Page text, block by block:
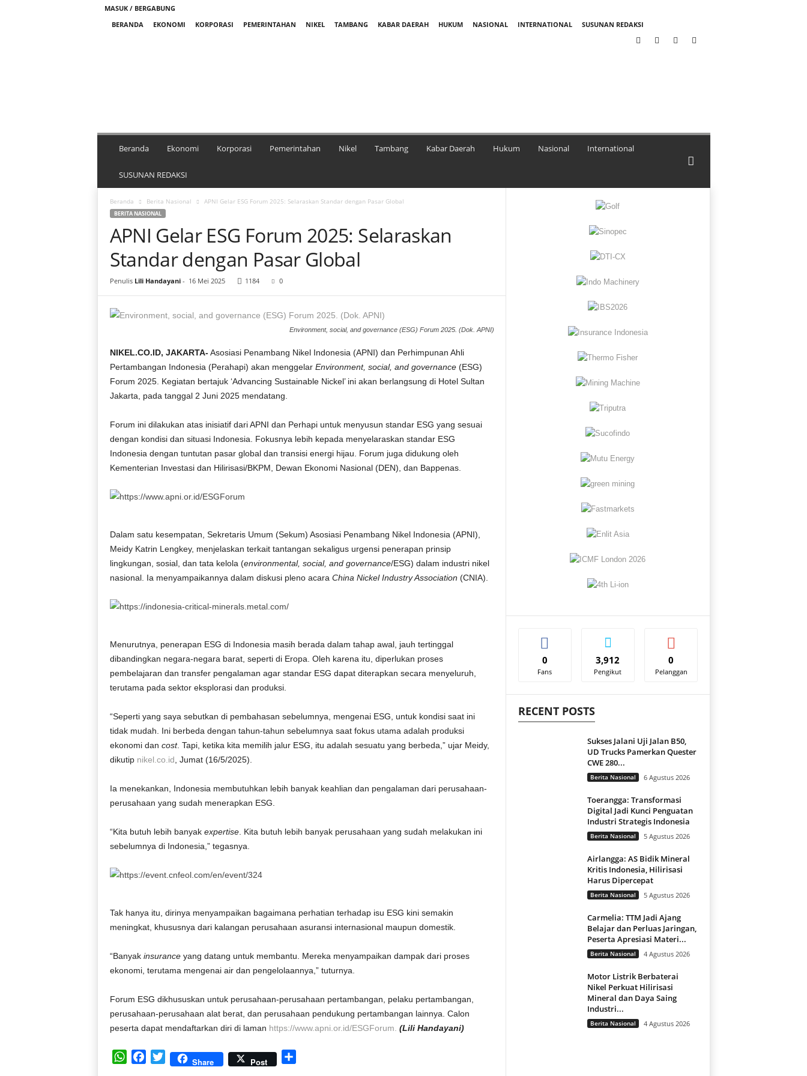
MASUK / BERGABUNG
BERANDA
EKONOMI KORPORASI PEMERINTAHAN NIKEL TAMBANG KABAR DAERAH HUKUM NASIONAL INTERNATIONAL SUSUNAN REDAKSI
i
Beranda Ekonomi Korporasi Pemerintahan Nikel Tambang Kabar Daerah Hukum Nasional International
SUSUNAN REDAKSI
Beranda Berita Nasional APNI Gelar ESG Forum 2025: Selaraskan Standar dengan Pasar Global
BERITA NASIONAL
APNI Gelar ESG Forum 2025: Selaraskan
Standar dengan Pasar Global
Penulis Lili Handayani- 16 Mei 2025 1184 0
Environment, social, and governance (ESG) Forum 2025. (Dok. APNI)
NIKEL.CO.ID, JAKARTA-Asosiasi Penambang Nikel Indonesia (APNI) dan Perhimpunan Ahli
Pertambangan Indonesia (Perahapi) akan menggelar Environment, social, and governance(ESG)
Forum 2025. Kegiatan bertajuk ‘Advancing Sustainable Nickel’ ini akan berlangsung di Hotel Sultan
Jakarta, pada tanggal 2 Juni 2025 mendatang.
Forum ini dilakukan atas inisiatif dari APNI dan Perhapi untuk menyusun standar ESG yang sesuai
dengan kondisi dan situasi Indonesia. Fokusnya lebih kepada menyelaraskan standar ESG
Indonesia dengan tuntutan pasar global dan transisi energi hijau. Forum juga didukung oleh
Kementerian Investasi dan Hilirisasi/BKPM, Dewan Ekonomi Nasional (DEN), dan Bappenas.
Dalam satu kesempatan, Sekretaris Umum (Sekum) Asosiasi Penambang Nikel Indonesia (APNI),
Meidy Katrin Lengkey, menjelaskan terkait tantangan sekaligus urgensi penerapan prinsip
lingkungan, sosial, dan tata kelola (environmental, social, and governance/ESG) dalam industri nikel
nasional. Ia menyampaikannya dalam diskusi pleno acara China Nickel Industry Association (CNIA).
Menurutnya, penerapan ESG di Indonesia masih berada dalam tahap awal, jauh tertinggal
dibandingkan negara-negara barat, seperti di Eropa. Oleh karena itu, diperlukan proses
pembelajaran dan transfer pengalaman agar standar ESG dapat diterapkan secara menyeluruh,
terutama pada sektor eksplorasi dan produksi.
“Seperti yang saya sebutkan di pembahasan sebelumnya, mengenai ESG, untuk kondisi saat ini
tidak mudah. Ini berbeda dengan tahun-tahun sebelumnya saat fokus utama adalah produksi
ekonomi dan cost. Tapi, ketika kita memilih jalur ESG, itu adalah sesuatu yang berbeda,” ujar Meidy,
dikutip nikel.co.id , Jumat (16/5/2025).
Ia menekankan, Indonesia membutuhkan lebih banyak keahlian dan pengalaman dari perusahaan-
perusahaan yang sudah menerapkan ESG.
“Kita butuh lebih banyak expertise. Kita butuh lebih banyak perusahaan yang sudah melakukan ini
sebelumnya di Indonesia,” tegasnya.
Tak hanya itu, dirinya menyampaikan bagaimana perhatian terhadap isu ESG kini semakin
meningkat, khususnya dari kalangan perusahaan asuransi internasional maupun domestik.
“Banyak insuranceyang datang untuk membantu. Mereka menyampaikan dampak dari proses
ekonomi, terutama mengenai air dan pengelolaannya,” tuturnya.
Forum ESG dikhususkan untuk perusahaan-perusahaan pertambangan, pelaku pertambangan,
perusahaan-perusahaan alat berat, dan perusahaan pendukung pertambangan lainnya. Calon
peserta dapat mendaftarkan diri di laman https://www.apni.or.id/ESGForum. (Lili Handayani)
W
T
Share Post
0
Fans
3,912
Pengikut
0
Pelanggan
RECENT POSTS
Sukses Jalani Uji Jalan B50,
UD Trucks Pamerkan Quester
CWE 280...
Berita Nasional 6 Agustus 2026
Toerangga: Transformasi
Digital Jadi Kunci Penguatan
Industri Strategis Indonesia
Berita Nasional 5 Agustus 2026
Airlangga: AS Bidik Mineral
Kritis Indonesia, Hilirisasi
Harus Dipercepat
Berita Nasional 5 Agustus 2026
Carmelia: TTM Jadi Ajang
Belajar dan Perluas Jaringan,
Peserta Apresiasi Materi...
Berita Nasional 4 Agustus 2026
Motor Listrik Berbaterai
Nikel Perkuat Hilirisasi
Mineral dan Daya Saing
Industri...
Berita Nasional 4 Agustus 2026